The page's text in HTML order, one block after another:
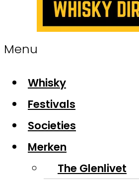
Menu
Whisky
Festivals
Societies
Merken
The Glenlivet